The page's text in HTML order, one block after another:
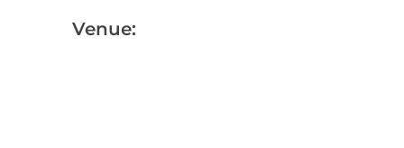
Venue: